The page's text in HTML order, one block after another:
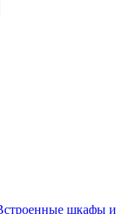
шкафы и